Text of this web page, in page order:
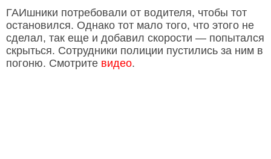
ГАИшники потребовали от водителя, чтобы тот
остановился. Однако тот мало того, что этого не
сделал, так еще и добавил скорости — попытался
скрыться. Сотрудники полиции пустились за ним в
погоню. Смотрите видео.